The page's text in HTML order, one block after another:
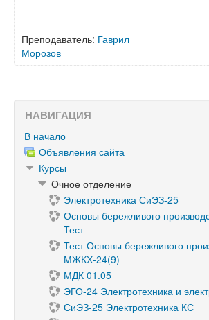
Преподаватель: Гаврил
Морозов
НАВИГАЦИЯ
В начало
Объявления сайта
Курсы
Очное отделение
Электротехника СиЭЗ-25
Основы бережливого
Тест
Тест Основы бережливого
МЖКХ-24(9)
МДК 01.05
ЭГО-24 Электротехника и
СиЭЗ-25 Электротехника КС